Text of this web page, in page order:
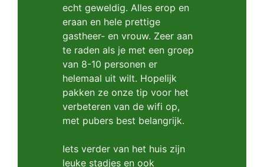
echt geweldig. Alles erop en
eraan en hele prettige
gastheer- en vrouw. Zeer aan
te raden als je met een groep
van 8-10 personen er
helemaal uit wilt. Hopelijk
pakken ze onze tip voor het
verbeteren van de wifi op,
met pubers best belangrijk.
Iets verder van het huis zijn
leuke stadjes en ook